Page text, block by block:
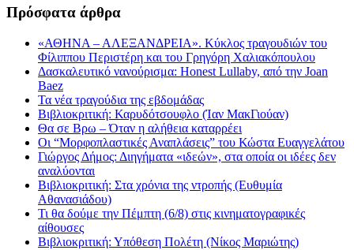
Πρόσφατα άρθρα
«ΑΘΗΝΑ – ΑΛΕΞΑΝΔΡΕΙΑ». Κύκλος τραγουδιών του
Φίλιππου Περιστέρη και του Γρηγόρη Χαλιακόπουλου
Δασκαλευτικό νανούρισμα: Honest Lullaby, από την Joan
Baez
Τα νέα τραγούδια της εβδομάδας
Βιβλιοκριτική: Καρυδότσουφλο (Ίαν ΜακΓιούαν)
Θα σε Βρω – Όταν η αλήθεια καταρρέει
Οι “Μορφοπλαστικές Αναπλάσεις” του Κώστα Ευαγγελάτου
Γιώργος Δήμος: Διηγήματα «ιδεών», στα οποία οι ιδέες δεν
αναλύονται
Βιβλιοκριτική: Στα χρόνια της ντροπής (Ευθυμία
Αθανασιάδου)
Τι θα δούμε την Πέμπτη (6/8) στις κινηματογραφικές
αίθουσες
Βιβλιοκριτική: Υπόθεση Πολέτη (Νίκος Μαριώτης)